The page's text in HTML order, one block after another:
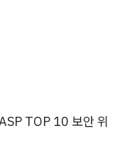
TOP 10 보안 위